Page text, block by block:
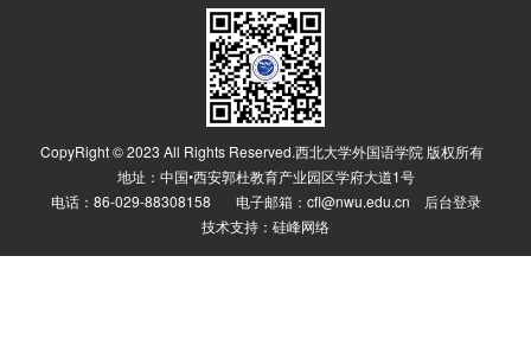
CopyRight © 2023 All Rights Reserved.西北大学外国语学院 版权所有
地址：中国•西安郭杜教育产业园区学府大道1号
电话：86-029-88308158 电子邮箱：cfl@nwu.edu.cn
后台登录
技术支持： 硅峰网络